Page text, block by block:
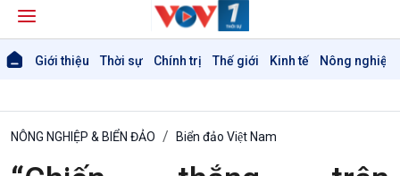
Giới thiệu Thời sự Chính trị Thế giới Kinh tế Nông nghiệp
NÔNG NGHIỆP & BIỂN ĐẢO Biển đảo Việt Nam